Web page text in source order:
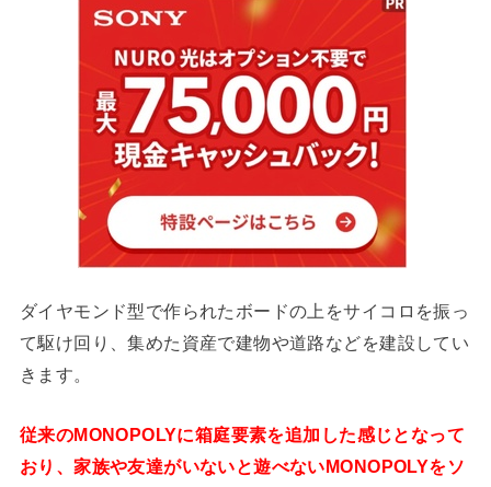
ダイヤモンド型で作られたボードの上をサイコロを振っ
て駆け回り、集めた資産で建物や道路などを建設してい
きます。
従来のMONOPOLYに箱庭要素を追加した感じとなって
おり、家族や友達がいないと遊べないMONOPOLYをソ